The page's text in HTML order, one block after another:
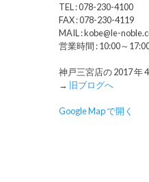
TEL : 078-230-4100
FAX : 078-230-4119
MAIL : kobe@le-
営業時間 : 10:00～
神戸三宮店の 2017 年
→ 旧ブログへ
Google Map で開く